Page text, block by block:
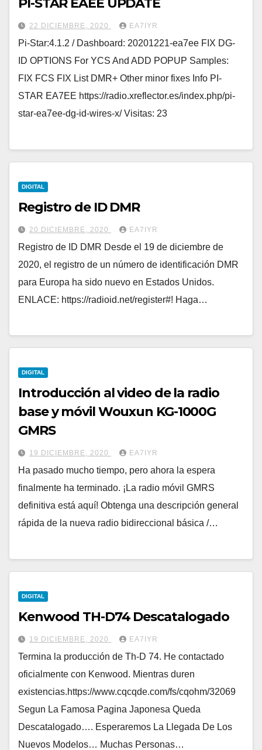
PI-STAR EAEE UPDATE
22 DICIEMBRE, 2020 EA7IYR
Pi-Star:4.1.2 / Dashboard: 20201221-ea7ee FIX DG-
ID OPTIONS For YCS And ADD POPUP Samples:
FIX FCS FIX List DMR+ Other minor fixes Info PI-
STAR EA7EE https://radio.xreflector.es/index.php/pi-
star-ea7ee-dg-id-wires-x/ Visitas: 23
DIGITAL
Registro de ID DMR
20 DICIEMBRE, 2020 EA7IYR
Registro de ID DMR Desde el 19 de diciembre de
2020, el registro de un número de identificación DMR
para Europa ha sido nuevo en Estados Unidos.
ENLACE: https://radioid.net/register#! Haga…
DIGITAL
Introducción al video de la radio
base y móvil Wouxun KG-1000G
GMRS
19 DICIEMBRE, 2020 EA7IYR
Ha pasado mucho tiempo, pero ahora la espera
finalmente ha terminado. ¡La radio móvil GMRS
definitiva está aquí! Obtenga una descripción general
rápida de la nueva radio bidireccional básica /…
DIGITAL
Kenwood TH-D74 Descatalogado
19 DICIEMBRE, 2020 EA7IYR
Termina la producción de Th-D 74. He contactado
oficialmente con Kenwood. Mientras duren
existencias.https://www.cqcqde.com/fs/cqohm/32069
Segun La Famosa Pagina Japonesa Queda
Descatalogado…. Esperaremos La Llegada De Los
Nuevos Modelos… Muchas Personas…